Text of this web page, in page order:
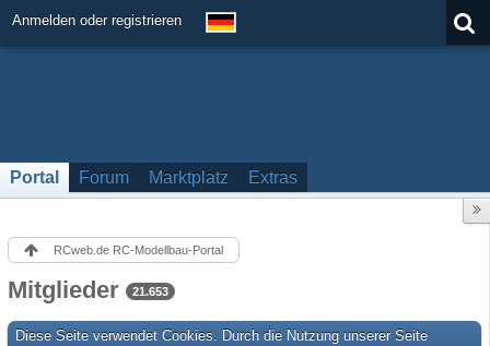
Anmelden oder registrieren
Portal Forum Marktplatz Extras
RCweb.de RC-Modellbau-Portal
Mitglieder 21.653
Diese Seite verwendet Cookies. Durch die Nutzung unserer Seite